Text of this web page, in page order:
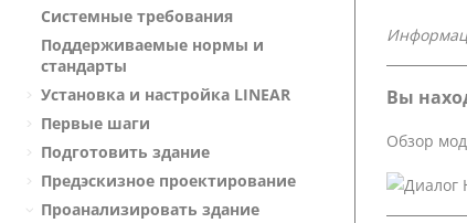
Системные требования
Поддерживаемые нормы и
стандарты
Установка и настройка LINEAR
Первые шаги
Подготовить здание
Предэскизное проектирование
Проанализировать здание
Вы
Обзор